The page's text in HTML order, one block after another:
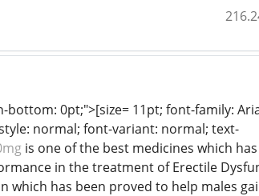
0pt;">[size= 11pt; font-family:
normal; font-variant: normal; text-
is one of the best medicines which has
in the treatment of Erectile
which has been proved to help males